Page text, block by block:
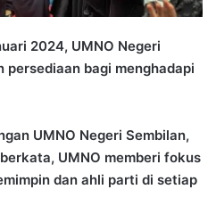
2024, UMNO Negeri
persediaan bagi menghadapi
UMNO Negeri Sembilan,
UMNO memberi fokus
dan ahli parti di setiap